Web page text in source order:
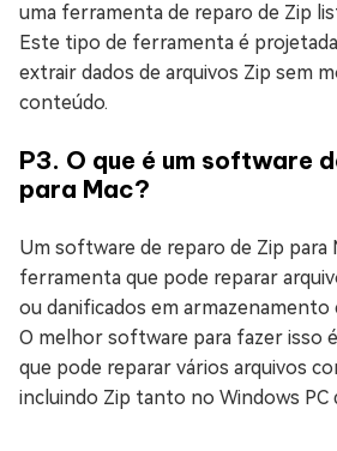
uma ferramenta de reparo de Zip
Este tipo de ferramenta é
extrair dados de arquivos Zip sem
conteúdo.
P3. O que é um software
para Mac?
Um software de reparo de Zip para
ferramenta que pode reparar
ou danificados em armazenamento
O melhor software para fazer isso
que pode reparar vários arquivos
incluindo Zip tanto no Windows PC